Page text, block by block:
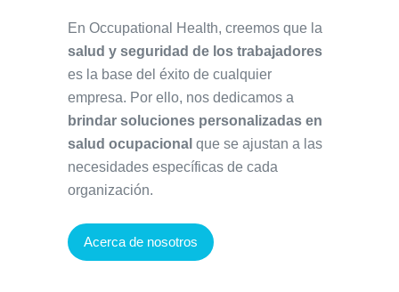
En Occupational Health, creemos que la
salud y seguridad de los trabajadores
es la base del éxito de cualquier
empresa. Por ello, nos dedicamos a
brindar soluciones personalizadas en
salud ocupacional que se ajustan a las
necesidades específicas de cada
organización.
Acerca de nosotros